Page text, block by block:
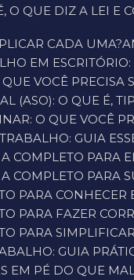
CADA UMA?
EM
VOCÊ PRECISA
(ASO): O QUE É,
O QUE VOCÊ
GUIA
COMPLETO PARA
COMPLETO PARA
PARA CONHECER
PARA FAZER
PARA
GUIA
EM PÉ DO QUE